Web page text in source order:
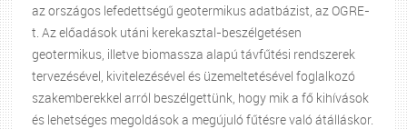
az országos lefedettségű geotermikus adatbázist, az OGRE-
t. Az előadások utáni kerekasztal-beszélgetésen
geotermikus, illetve biomassza alapú távfűtési rendszerek
tervezésével, kivitelezésével és üzemeltetésével foglalkozó
szakemberekkel arról beszélgettünk, hogy mik a fő kihívások
és lehetséges megoldások a megújuló fűtésre való átálláskor.